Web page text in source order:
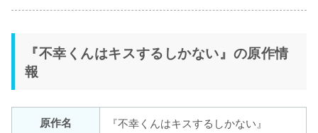
『不幸くんはキスするしかない』の原作情
報
原作名
『不幸くんはキスするしかない』